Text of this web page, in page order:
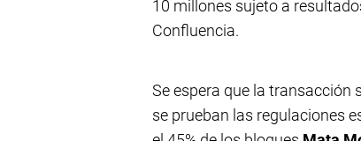
10 millones sujeto a
Confluencia.
Se espera que la transacción
se prueban las regulaciones